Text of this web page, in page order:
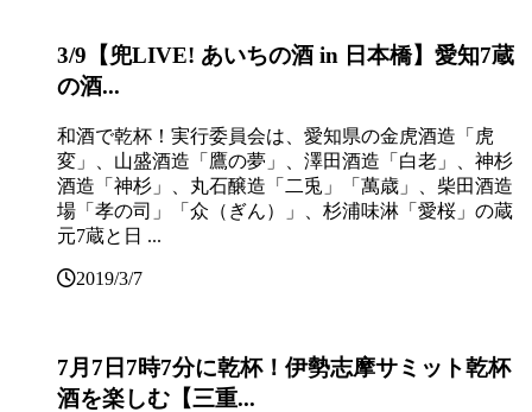
3/9【兜LIVE! あいちの酒 in 日本橋】愛知7蔵
の酒...
和酒で乾杯！実行委員会は、愛知県の金虎酒造「虎
変」、山盛酒造「鷹の夢」、澤田酒造「白老」、神杉
酒造「神杉」、丸石醸造「二兎」「萬歳」、柴田酒造
場「孝の司」「众（ぎん）」、杉浦味淋「愛桜」の蔵
元7蔵と日 ...
2019/3/7
7月7日7時7分に乾杯！伊勢志摩サミット乾杯
酒を楽しむ【三重...